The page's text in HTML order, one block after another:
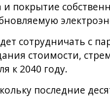
и покрытие
сотрудничать с
стоимости,
к 2040 году.
последние